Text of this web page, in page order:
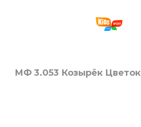
МФ 3.053 Козырёк Цветок